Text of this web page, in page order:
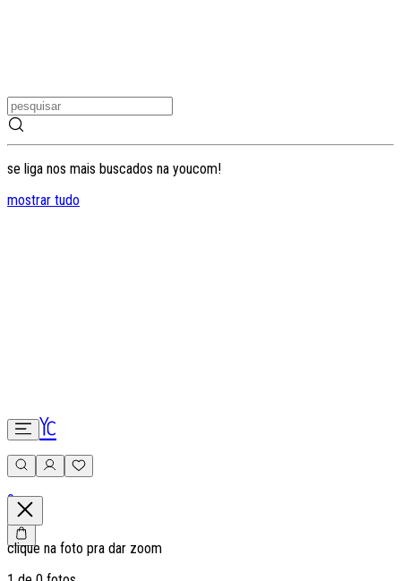
se liga nos mais buscados na youcom!
mostrar tudo
0
clique na foto pra dar zoom